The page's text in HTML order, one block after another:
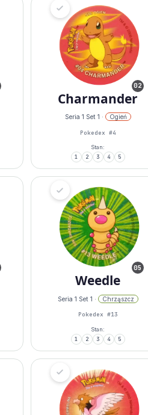
02
Charmander
Seria 1 Set 1 · Ogień
Pokedex #4
Stan:
1 2 3 4 5
05
Weedle
Seria 1 Set 1 · Chrząszcz
Pokedex #13
Stan:
1 2 3 4 5